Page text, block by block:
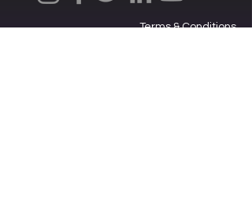
Terms & Conditions